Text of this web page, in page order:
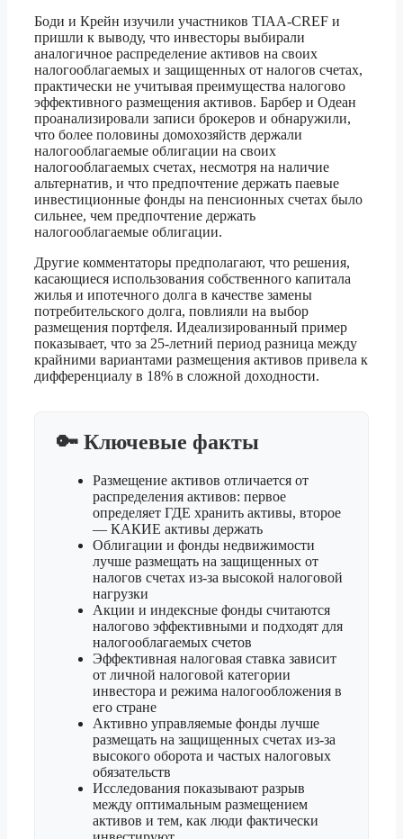
Боди и Крейн изучили участников TIAA-CREF и
пришли к выводу, что инвесторы выбирали
аналогичное распределение активов на своих
налогооблагаемых и защищенных от налогов счетах,
практически не учитывая преимущества налогово
эффективного размещения активов. Барбер и Одеан
проанализировали записи брокеров и обнаружили,
что более половины домохозяйств держали
налогооблагаемые облигации на своих
налогооблагаемых счетах, несмотря на наличие
альтернатив, и что предпочтение держать паевые
инвестиционные фонды на пенсионных счетах было
сильнее, чем предпочтение держать
налогооблагаемые облигации.
Другие комментаторы предполагают, что решения,
касающиеся использования собственного капитала
жилья и ипотечного долга в качестве замены
потребительского долга, повлияли на выбор
размещения портфеля. Идеализированный пример
показывает, что за 25-летний период разница между
крайними вариантами размещения активов привела к
дифференциалу в 18% в сложной доходности.
🔑 Ключевые факты
Размещение активов отличается от
распределения активов: первое
определяет ГДЕ хранить активы, второе
— КАКИЕ активы держать
Облигации и фонды недвижимости
лучше размещать на защищенных от
налогов счетах из-за высокой налоговой
нагрузки
Акции и индексные фонды считаются
налогово эффективными и подходят для
налогооблагаемых счетов
Эффективная налоговая ставка зависит
от личной налоговой категории
инвестора и режима налогообложения в
его стране
Активно управляемые фонды лучше
размещать на защищенных счетах из-за
высокого оборота и частых налоговых
обязательств
Исследования показывают разрыв
между оптимальным размещением
активов и тем, как люди фактически